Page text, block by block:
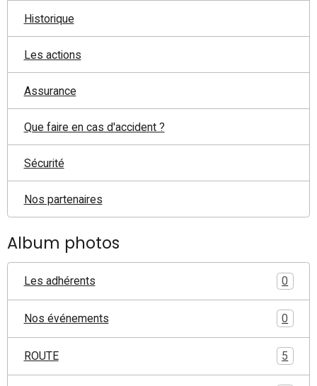
Historique
Les actions
Assurance
Que faire en cas d'accident ?
Sécurité
Nos partenaires
Album photos
Les adhérents 0
Nos événements 0
ROUTE 5